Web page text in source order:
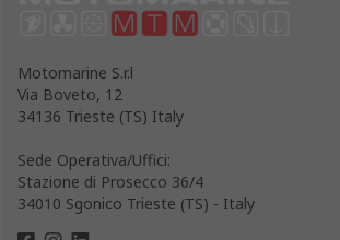
Motomarine S.r.l
Via Boveto, 12
34136 Trieste (TS) Italy
Sede Operativa/Uffici:
Stazione di Prosecco 36/4
34010 Sgonico Trieste (TS) - Italy